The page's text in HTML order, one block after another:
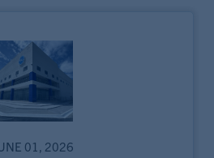
01, 2026